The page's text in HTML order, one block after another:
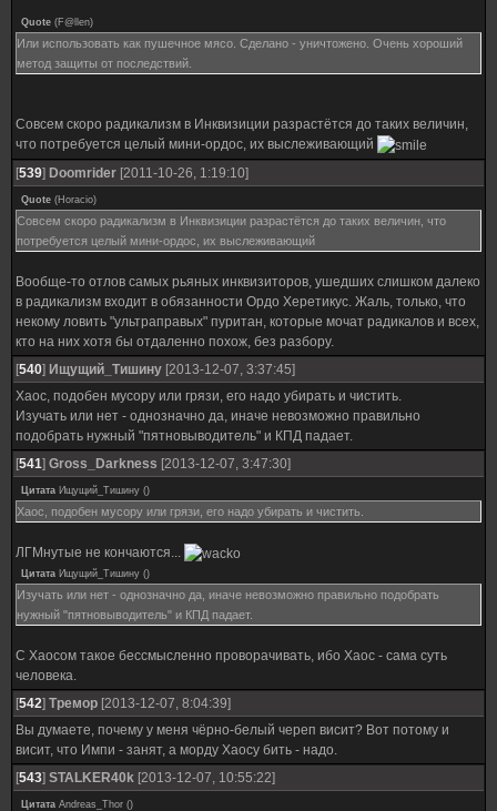
Quote (F@llen)
Или использовать как пушечное мясо. Сделано - уничтожено. Очень хороший
метод защиты от последствий.
Совсем скоро радикализм в Инквизиции разрастётся до таких величин,
что потребуется целый мини-ордос, их выслеживающий
[539] Doomrider [2011-10-26, 1:19:10]
Quote (Horacio)
Совсем скоро радикализм в Инквизиции разрастётся до таких величин, что
потребуется целый мини-ордос, их выслеживающий
Вообще-то отлов самых рьяных инквизиторов, ушедших слишком далеко
в радикализм входит в обязанности Ордо Херетикус. Жаль, только, что
некому ловить "ультраправых" пуритан, которые мочат радикалов и всех,
кто на них хотя бы отдаленно похож, без разбору.
[540] Ищущий_Тишину [2013-12-07, 3:37:45]
Хаос, подобен мусору или грязи, его надо убирать и чистить.
Изучать или нет - однозначно да, иначе невозможно правильно
подобрать нужный "пятновыводитель" и КПД падает.
[541] Gross_Darkness [2013-12-07, 3:47:30]
Цитата Ищущий_Тишину ()
Хаос, подобен мусору или грязи, его надо убирать и чистить.
ЛГМнутые не кончаются...
Цитата Ищущий_Тишину ()
Изучать или нет - однозначно да, иначе невозможно правильно подобрать
нужный "пятновыводитель" и КПД падает.
С Хаосом такое бессмысленно проворачивать, ибо Хаос - сама суть
человека.
[542] Тремор [2013-12-07, 8:04:39]
Вы думаете, почему у меня чёрно-белый череп висит? Вот потому и
висит, что Импи - занят, а морду Хаосу бить - надо.
[543] STALKER40k [2013-12-07, 10:55:22]
Цитата Andreas_Thor ()